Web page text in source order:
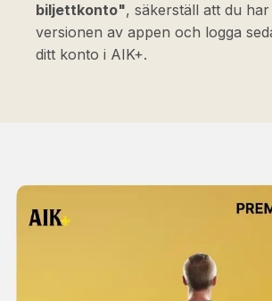
biljettkonto", säkerställ att du
versionen av appen och logga
ditt konto i AIK+.